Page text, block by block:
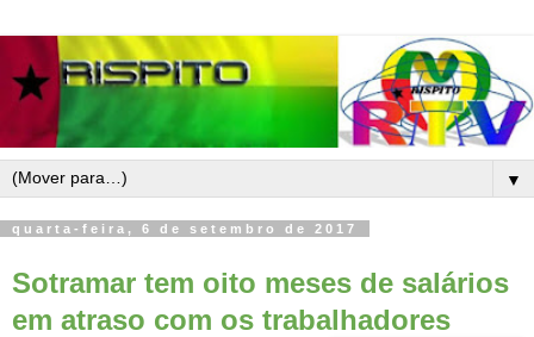
▼
quarta-feira, 6 de setembro de 2017
Sotramar tem oito meses de salários
em atraso com os trabalhadores